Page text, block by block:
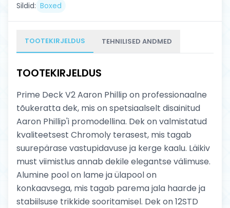
Sildid: Boxed
TOOTEKIRJELDUS TEHNILISED ANDMED
TOOTEKIRJELDUS
Prime Deck V2 Aaron Phillip on professionaalne
tõukeratta dek, mis on spetsiaalselt disainitud
Aaron Phillip'i promodellina. Dek on valmistatud
kvaliteetsest Chromoly terasest, mis tagab
suurepärase vastupidavuse ja kerge kaalu. Läikiv
must viimistlus annab dekile elegantse välimuse.
Alumine pool on lame ja ülapool on
konkaavsega, mis tagab parema jala haarde ja
stabiilsuse trikkide sooritamisel. Dek on 12STD